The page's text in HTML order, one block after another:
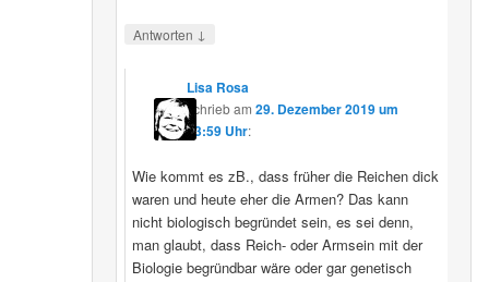
Antworten ↓
Lisa Rosa
schriebam29. Dezember 2019 um
13:59 Uhr:
Wie kommt es zB., dass früher die Reichen dick
waren und heute eher die Armen? Das kann
nicht biologisch begründet sein, es sei denn,
man glaubt, dass Reich- oder Armsein mit der
Biologie begründbar wäre oder gar genetisch